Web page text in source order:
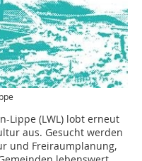
Lippe (LWL) lobt erneut
aus. Gesucht werden
und Freiraumplanung,